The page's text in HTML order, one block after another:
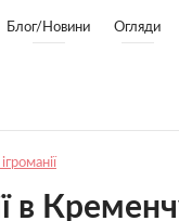
Блог/Новини Огляди
в